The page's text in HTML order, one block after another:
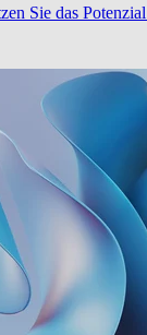
Sie das